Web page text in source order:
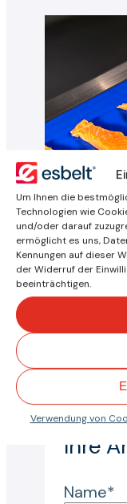
Um Ihnen die
Technologien wie
und/oder darauf
ermöglicht es uns,
Kennungen auf dieser
der Widerruf der
beeinträchtigen.
Verwendung von
Fragen
Ihre
Name*